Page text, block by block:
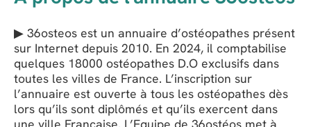
▶ 36osteos est un annuaire d’ostéopathes présent
sur Internet depuis 2010. En 2024, il comptabilise
quelques 18000 ostéopathes D.O exclusifs dans
toutes les villes de France. L’inscription sur
l’annuaire est ouverte à tous les ostéopathes dès
lors qu’ils sont diplômés et qu’ils exercent dans